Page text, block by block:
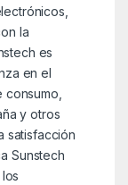
la
es
en el
consumo,
y otros
satisfacción
Sunstech